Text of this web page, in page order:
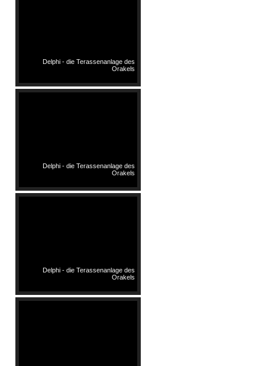
Delphi - die Terassenanlage des
Orakels
Delphi - die Terassenanlage des
Orakels
Delphi - die Terassenanlage des
Orakels